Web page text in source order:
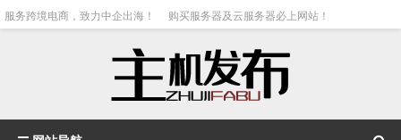
服务跨境电商，致力中企出海！ 购买服务器及云服务器必上网站！